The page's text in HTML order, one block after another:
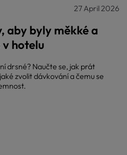
27 April 2026
aby byly měkké a
hotelu
drsné? Naučte se, jak prát
zvolit dávkování a čemu se